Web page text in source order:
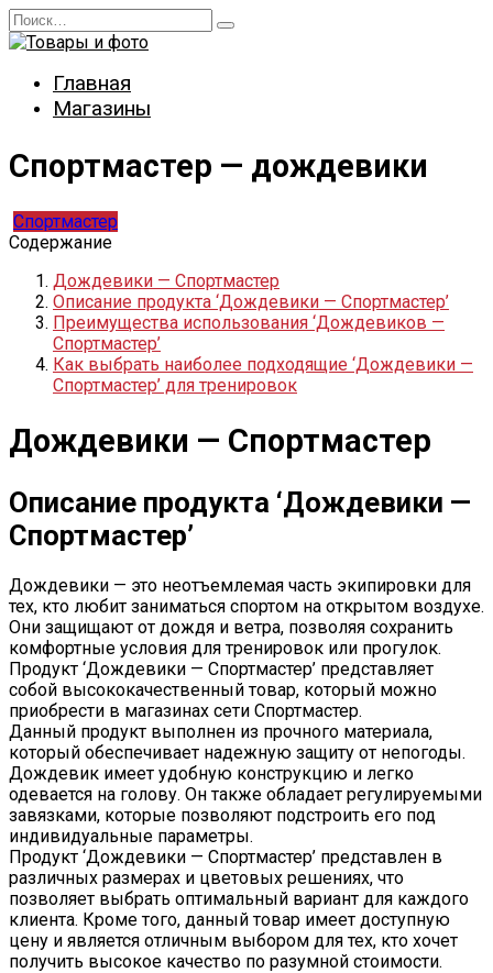
Перейти
к
Search
for:
Главная
Магазины
Спортмастер — дождевики
Спортмастер
Содержание
Дождевики — Спортмастер
Описание продукта ‘Дождевики — Спортмастер’
Преимущества использования ‘Дождевиков —
Спортмастер’
Как выбрать наиболее подходящие ‘Дождевики —
Спортмастер’ для тренировок
Дождевики — Спортмастер
Описание продукта ‘Дождевики —
Спортмастер’
Дождевики — это неотъемлемая часть экипировки для
тех, кто любит заниматься спортом на открытом воздухе.
Они защищают от дождя и ветра, позволяя сохранить
комфортные условия для тренировок или прогулок.
Продукт ‘Дождевики — Спортмастер’ представляет
собой высококачественный товар, который можно
приобрести в магазинах сети Спортмастер.
Данный продукт выполнен из прочного материала,
который обеспечивает надежную защиту от непогоды.
Дождевик имеет удобную конструкцию и легко
одевается на голову. Он также обладает регулируемыми
завязками, которые позволяют подстроить его под
индивидуальные параметры.
Продукт ‘Дождевики — Спортмастер’ представлен в
различных размерах и цветовых решениях, что
позволяет выбрать оптимальный вариант для каждого
клиента. Кроме того, данный товар имеет доступную
цену и является отличным выбором для тех, кто хочет
получить высокое качество по разумной стоимости.